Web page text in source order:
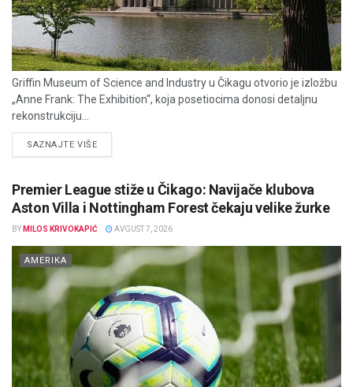
Griffin Museum of Science and Industry u Čikagu otvorio je izložbu
„Anne Frank: The Exhibition“, koja posetiocima donosi detaljnu
rekonstrukciju...
SAZNAJTE VIŠEDETAILS
Premier League stiže u Čikago: Navijače klubova
Aston Villa i Nottingham Forest čekaju velike žurke
BY MILOS KRIVOKAPIĆ AVGUST 7, 2026
AMERIKA